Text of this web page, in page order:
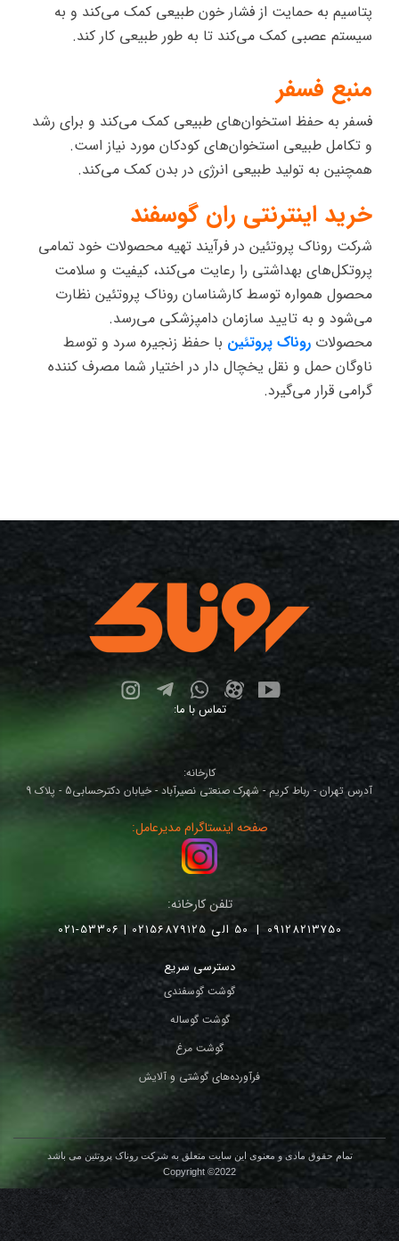
پتاسیم به حمایت از فشار خون طبیعی کمک می‌کند و به
سیستم عصبی کمک می‌کند تا به طور طبیعی کار کند.
منبع فسفر
فسفر به حفظ استخوان‌های طبیعی کمک می‌کند و برای رشد
و تکامل طبیعی استخوان‌های کودکان مورد نیاز است.
همچنین به تولید طبیعی انرژی در بدن کمک می‌کند.
خرید اینترنتی ران گوسفند
شرکت روناک پروتئین در فرآیند تهیه محصولات خود تمامی
پروتکل‌های بهداشتی را رعایت می‌کند، کیفیت و سلامت
محصول همواره توسط کارشناسان روناک پروتئین نظارت
می‌شود و به تایید سازمان دامپزشکی می‌رسد.
محصولات روناک پروتئین با حفظ زنجیره سرد و توسط
ناوگان حمل و نقل یخچال دار در اختیار شما مصرف کننده
گرامی قرار می‌گیرد.
تماس با ما:
کارخانه:
آدرس تهران - رباط کریم - شهرک صنعتی نصیرآباد - خیابان دکترحسابی5 - پلاک 9
صفحه اینستاگرام مدیرعامل:
تلفن کارخانه:
09128213750
| 50 الی 02156879125 | 53306-021
دسترسی سریع
گوشت گوسفندی
گوشت گوساله
گوشت مرغ
فرآورده‌های گوشتی و آلایش
تمام حقوق مادی و معنوی این سایت متعلق به شرکت روناک پروتئین می باشد
Copyright ©2022